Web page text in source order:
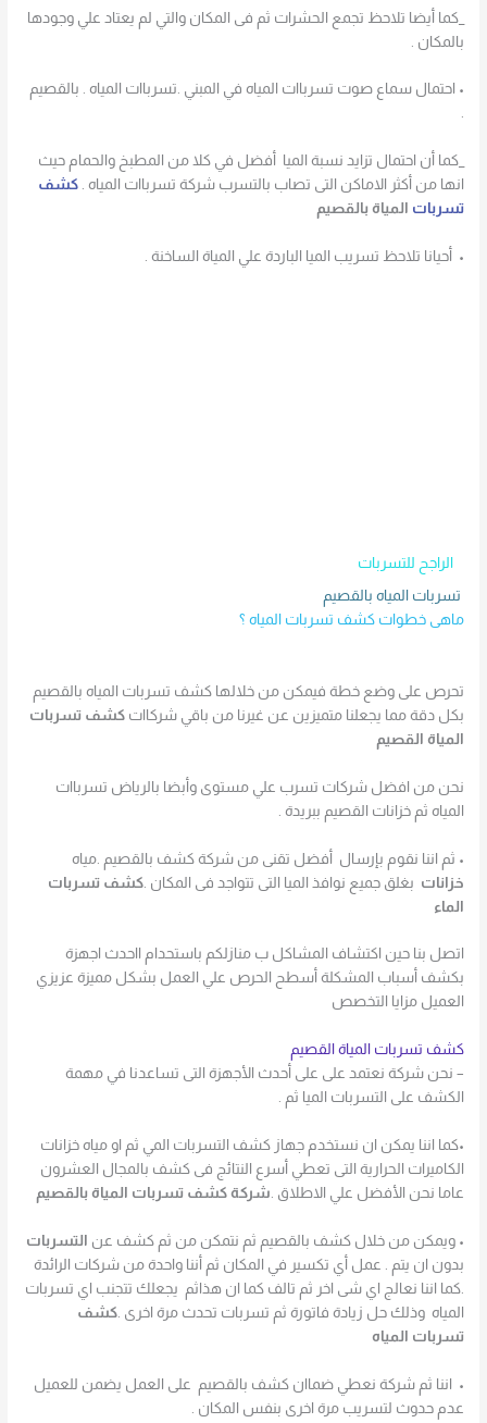
_كما أيضا تلاحظ تجمع الحشرات ثم فى المكان والتي لم يعتاد علي وجودها
بالمكان .
• احتمال سماع صوت تسرباات المياه في المبني .تسرباات المياه . بالقصيم
.
_كما أن احتمال تزايد نسبة الميا أفضل في كلا من المطبخ والحمام حيث
انها من أكثر الاماكن التى تصاب بالتسرب شركة تسرباات المياه .كشف
تسربات المياة بالقصيم
• أحيانا تلاحظ تسريب الميا الباردة علي المياة الساخنة .
الراجح للتسربات
تسربات المياه بالقصيم
ماهى خطوات كشف تسربات المياه ؟
تحرص على وضع خطة فيمكن من خلالها كشف تسربات المياه بالقصيم
بكل دقة مما يجعلنا متميزين عن غيرنا من باقي شركااتكشف تسربات
المياة القصيم
نحن من افضل شركات تسرب علي مستوى وأبضا بالرياض تسرباات
المياه ثم خزانات القصيم ببريدة .
• ثم اننا نقوم بإرسال أفضل تقنى من شركة كشف بالقصيم .مياه
خزانات بغلق جميع نوافذ الميا التى تتواجد فى المكان .كشف تسربات
الماء
اتصل بنا حين اكتشاف المشاكل ب منازلكم باستحدام ااحدث اجهزة
بكشف أسباب المشكلة أسطح الحرص علي العمل بشكل مميزة عزيزي
العميل مزايا التخصص
كشف تسربات المياة القصيم
– نحن شركة نعتمد على على أحدث الأجهزة التى تساعدنا في مهمة
الكشف على التسربات الميا ثم .
•كما اننا يمكن ان نستخدم جهاز كشف التسربات المي ثم او مياه خزانات
الكاميرات الحرارية التى تعطي أسرع النتائج فى كشف بالمجال العشرون
عاما نحن الأفضل علي الاطلاق .شركة كشف تسربات المياة بالقصيم
• ويمكن من خلال كشف بالقصيم ثم نتمكن من ثم كشف عن التسربات
بدون ان يتم . عمل أي تكسير في المكان ثم أننا واحدة من شركات الرائدة
.كما اننا نعالج اي شى اخر ثم تالف كما ان هذاثم يجعلك تتجنب اي تسربات
المياه وذلك حل زيادة فاتورة ثم تسربات تحدث مرة اخرى .كشف
تسربات المياه
• اننا ثم شركة نعطي ضماان كشف بالقصيم على العمل يضمن للعميل
عدم حدوث لتسريب مرة اخرى بنفس المكان .